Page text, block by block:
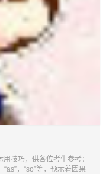
技巧，供各位考生参考：
，“so”等，预示着因果